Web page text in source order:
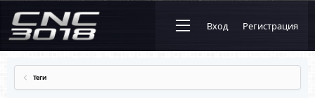
Вход Регистрация
Теги